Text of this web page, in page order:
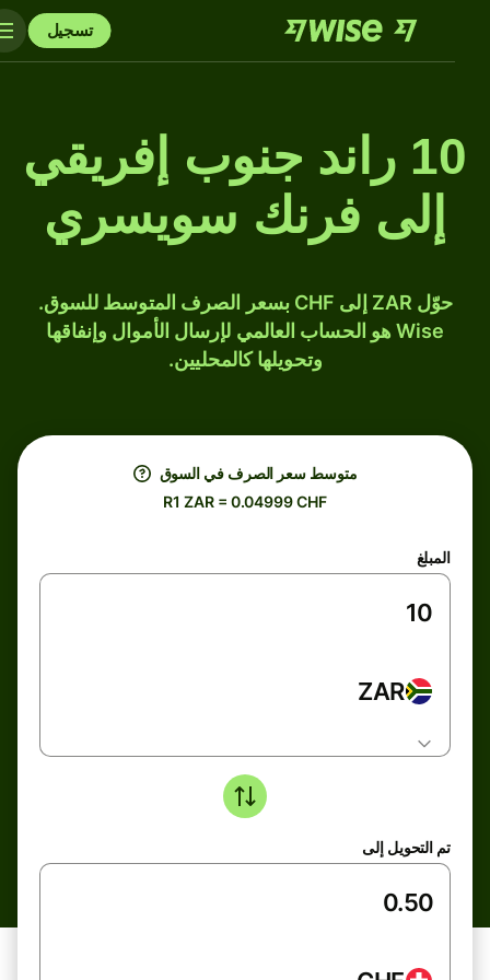
تسجيل
10 راند جنوب إفريقي
إلى فرنك سويسري
حوّل ZAR إلى CHF بسعر الصرف المتوسط للسوق.
Wise هو الحساب العالمي لإرسال الأموال وإنفاقها
وتحويلها كالمحليين.
متوسط ​​سعر الصرف في السوق
R1 ZAR = 0.04999 CHF
المبلغ
ZAR
تم التحويل إلى